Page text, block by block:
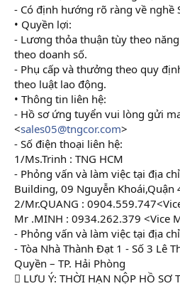
- Có định hướng rõ ràng về nghề
• Quyền lợi:
- Lương thỏa thuận tùy theo
theo doanh số.
- Phụ cấp và thưởng theo quy
theo luật lao động.
• Thông tin liên hệ:
- Hồ sơ ứng tuyển vui lòng gửi
<sales05@tngcor.com>
- Số điện thoại liên hệ:
1/Ms.Trinh : TNG HCM
- Phỏng vấn và làm việc tại địa
Building, 09 Nguyễn Khoái,Quận
2/Mr.QUANG :
Mr .MINH : 0934.262.379 <Vice
- Phỏng vấn và làm việc tại địa
- Tòa Nhà Thành Đạt 1 - Số 3 Lê
Quyền – TP. Hải Phòng
 LƯU Ý: THỜI HẠN NỘP HỒ